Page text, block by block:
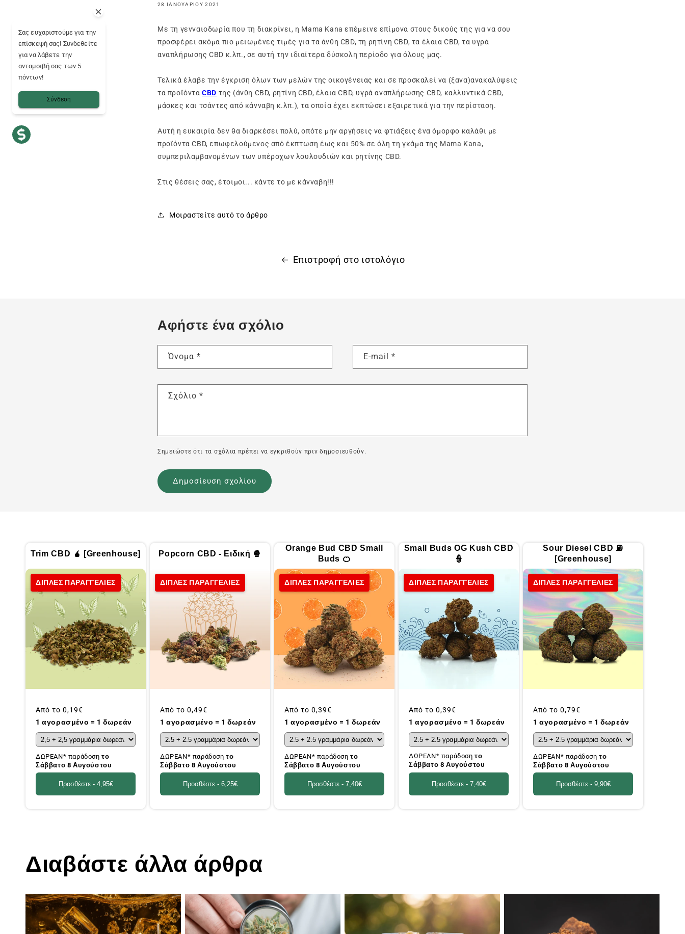
28 ΙΑΝΟΥΑΡΊΟΥ 2021
Με τη γενναιοδωρία που τη διακρίνει, η Mama Kana επέμεινε επίμονα στους δικούς της για να σου
προσφέρει ακόμα πιο μειωμένες τιμές για τα άνθη CBD, τη ρητίνη CBD, τα έλαια CBD, τα υγρά
αναπλήρωσης CBD κ.λπ., σε αυτή την ιδιαίτερα δύσκολη περίοδο για όλους μας.
Τελικά έλαβε την έγκριση όλων των μελών της οικογένειας και σε προσκαλεί να (ξανα)ανακαλύψεις
τα προϊόνταCBD της (άνθη CBD, ρητίνη CBD, έλαια CBD, υγρά αναπλήρωσης CBD, καλλυντικά CBD,
μάσκες και τσάντες από κάνναβη κ.λπ.), τα οποία έχει εκπτώσει εξαιρετικά για την περίσταση.
Αυτή η ευκαιρία δεν θα διαρκέσει πολύ, οπότε μην αργήσεις να φτιάξεις ένα όμορφο καλάθι με
προϊόντα CBD, επωφελούμενος από έκπτωση έως και 50% σε όλη τη γκάμα της Mama Kana,
συμπεριλαμβανομένων των υπέροχων λουλουδιών και ρητίνης CBD.
Στις θέσεις σας, έτοιμοι... κάντε το με κάνναβη!!!
Μοιραστείτε αυτό το άρθρο
Επιστροφή στο ιστολόγιο
Αφήστε ένα σχόλιο
Όνομα * E-mail *
Σχόλιο *
Σημειώστε ότι τα σχόλια πρέπει να εγκριθούν πριν δημοσιευθούν.
Trim CBD 🧉 [Greenhouse]
ΔΙΠΛΕΣ ΠΑΡΑΓΓΕΛΙΕΣ
Συνήθης
τιμή
Από το 0,19€
1 αγορασμένο = 1 δωρεάν
ΔΩΡΕΑΝ* παράδοσητο
Σάββατο 8 Αυγούστου
Προσθέστε - 4,95€
Popcorn CBD - Ειδική 🍿
ΔΙΠΛΕΣ ΠΑΡΑΓΓΕΛΙΕΣ
Συνήθης
τιμή
Από το 0,49€
1 αγορασμένο = 1 δωρεάν
ΔΩΡΕΑΝ* παράδοσητο
Σάββατο 8 Αυγούστου
Προσθέστε - 6,25€
Orange Bud CBD Small
Buds 🍊
ΔΙΠΛΕΣ ΠΑΡΑΓΓΕΛΙΕΣ
Συνήθης
τιμή
Από το 0,39€
1 αγορασμένο = 1 δωρεάν
ΔΩΡΕΑΝ* παράδοσητο
Σάββατο 8 Αυγούστου
Προσθέστε - 7,40€
Small Buds OG Kush CBD
👮
ΔΙΠΛΕΣ ΠΑΡΑΓΓΕΛΙΕΣ
Συνήθης
τιμή
Από το 0,39€
1 αγορασμένο = 1 δωρεάν
ΔΩΡΕΑΝ* παράδοσητο
Σάββατο 8 Αυγούστου
Προσθέστε - 7,40€
Sour Diesel CBD ⛽
[Greenhouse]
ΔΙΠΛΕΣ ΠΑΡΑΓΓΕΛΙΕΣ
Συνήθης
τιμή
Από το 0,79€
1 αγορασμένο = 1 δωρεάν
ΔΩΡΕΑΝ* παράδοσητο
Σάββατο 8 Αυγούστου
Προσθέστε - 9,90€
Διαβάστε άλλα άρθρα
Σας ευχαριστούμε για την
επίσκεψή σας! Συνδεθείτε
για να λάβετε την
ανταμοιβή σας των 5
πόντων!
Σύνδεση